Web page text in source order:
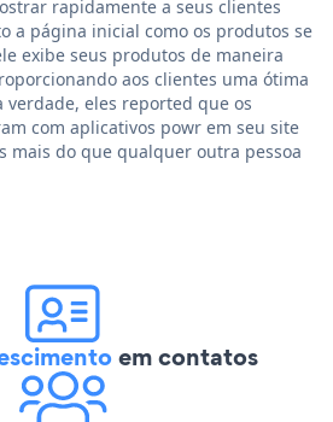
rapidamente a seus clientes
a página inicial como os produtos se
exibe seus produtos de maneira
aos clientes uma ótima
verdade, eles reported que os
com aplicativos powr em seu site
mais do que qualquer outra pessoa
em contatos